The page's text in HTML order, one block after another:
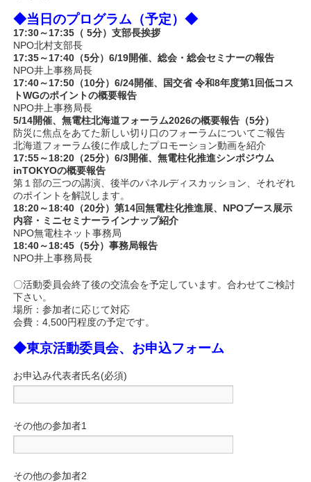
◆当日のプログラム（予定）◆
17:30～17:35（ 5分）支部長挨拶
NPO北村支部長
17:35～17:40（5分）6/19開催、総会・総会セミナーの報告
NPO井上事務局長
17:40～17:50（10分）6/24開催、国交省 令和8年度第1回低コス
トWGのポイントの概要報告
NPO井上事務局長
5/14開催、無電柱北海道フォーラム2026の概要報告（5分）
防災に焦点をあてた新しい切り口のフォーラムについてご報告
北海道フォーラム後に作成したプロモーション動画を紹介
17:55～18:20（25分）6/3開催、無電柱化推進シンポジウム
inTOKYOの概要報告
第１部の三つの講演、後半のパネルディスカッション、それぞれ
のポイントを解説します。
18:20～18:40（20分）第14回無電柱化推進展、NPOブース展示
内容・ミニセミナーラインナップ紹介
NPO無電柱ネット事務局
18:40～18:45（5分）事務局報告
NPO井上事務局長
〇活動委員会終了後の交流会を予定しています。合わせてご検討
下さい。
場所：参加者に応じて対応
会費：4,500円程度の予定です。
◆東京活動委員会、お申込フォーム
お申込み代表者氏名(必須)
その他の参加者1
その他の参加者2